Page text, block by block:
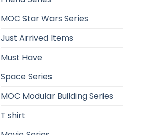
MOC Star Wars Series
Just Arrived Items
Must Have
Space Series
MOC Modular Building Series
T shirt